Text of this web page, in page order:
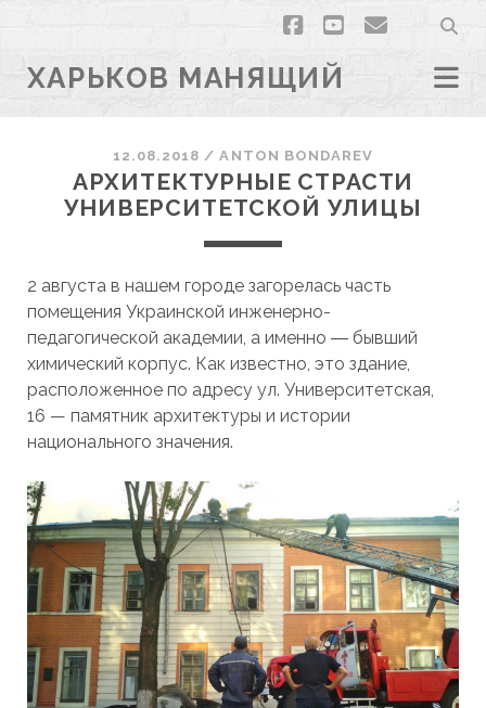
facebook
youtubeemail
ХАРЬКОВ МАНЯЩИЙ
12.08.2018 /ANTON BONDAREV
АРХИТЕКТУРНЫЕ СТРАСТИ
УНИВЕРСИТЕТСКОЙ УЛИЦЫ
2 августа в нашем городе загорелась часть
помещения Украинской инженерно-
педагогической академии, а именно ― бывший
химический корпус. Как известно, это здание,
расположенное по адресу ул. Университетская,
16 — памятник архитектуры и истории
национального значения.